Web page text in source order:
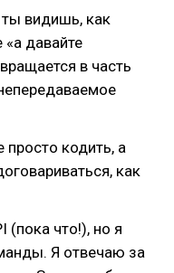
ты видишь, как
давайте
в часть
просто кодить, а
как
(пока что!), но я
Я отвечаю за